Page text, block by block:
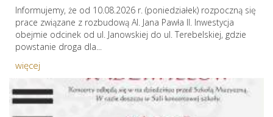
Informujemy, że od 10.08.2026 r. (poniedziałek) rozpoczną się
prace związane z rozbudową Al. Jana Pawła II. Inwestycja
obejmie odcinek od ul. Janowskiej do ul. Terebelskiej, gdzie
powstanie droga dla...
więcej